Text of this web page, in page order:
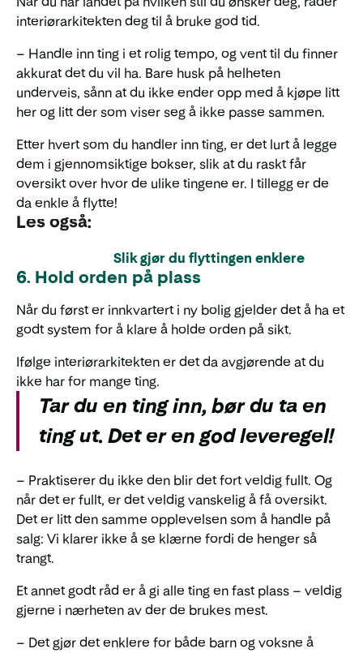
interiørarkitekten deg til å bruke god tid.
– Handle inn ting i et rolig tempo, og vent til du finner
akkurat det du vil ha. Bare husk på helheten
underveis, sånn at du ikke ender opp med å kjøpe litt
her og litt der som viser seg å ikke passe sammen.
Etter hvert som du handler inn ting, er det lurt å legge
dem i gjennomsiktige bokser, slik at du raskt får
oversikt over hvor de ulike tingene er. I tillegg er de
da enkle å flytte!
Les også:
Slik gjør du flyttingen enklere
6. Hold orden på plass
Når du først er innkvartert i ny bolig gjelder det å ha et
godt system for å klare å holde orden på sikt.
Ifølge interiørarkitekten er det da avgjørende at du
ikke har for mange ting.
Tar du en ting inn, bør du ta en
ting ut. Det er en god leveregel!
– Praktiserer du ikke den blir det fort veldig fullt. Og
når det er fullt, er det veldig vanskelig å få oversikt.
Det er litt den samme opplevelsen som å handle på
salg: Vi klarer ikke å se klærne fordi de henger så
trangt.
Et annet godt råd er å gi alle ting en fast plass – veldig
gjerne i nærheten av der de brukes mest.
– Det gjør det enklere for både barn og voksne å